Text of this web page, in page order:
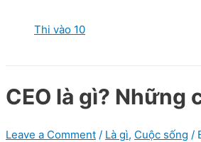
Thi vào 10
CEO là gì? Những
Leave a Comment / Là gì, Cuộc sống /